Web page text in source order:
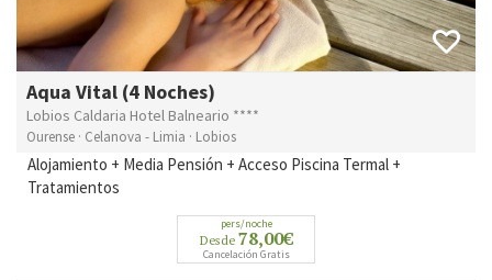
Aqua Vital (4 Noches)
Lobios Caldaria Hotel Balneario ****
Ourense · Celanova - Limia · Lobios
Alojamiento + Media Pensión + Acceso Piscina Termal +
Tratamientos
pers/noche
Desde 78,00€
Cancelación Gratis